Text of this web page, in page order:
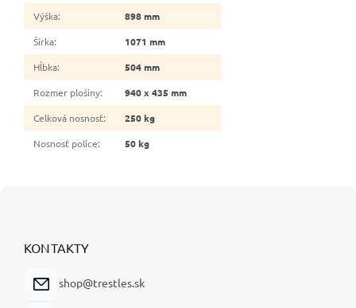
Výška:
898 mm
Šírka:
1071 mm
Hĺbka:
504 mm
Rozmer plošiny:
940 x 435 mm
Celková nosnosť:
250 kg
Nosnosť police: 50 kg
KONTAKTY
shop@trestles.sk